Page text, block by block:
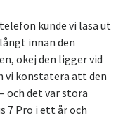
kunde vi läsa ut
innan den
okej den ligger vid
vi konstatera att den
och det var stora
7 Pro i ett år och